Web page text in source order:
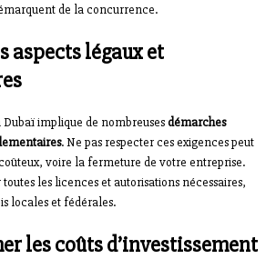
de la concurrence.
aspects légaux et
implique de nombreusesdémarches
. Ne pas respecter ces exigences peut
voire la fermeture de votre entreprise.
toutes les licences et autorisations nécessaires,
locales et fédérales.
les coûts d’investissement